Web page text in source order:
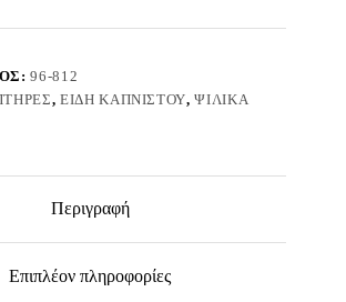
96-812
, ΕΊΔΗ ΚΑΠΝΙΣΤΟΎ,ΨΙΛΙΚΆ
Περιγραφή
Επιπλέον πληροφορίες